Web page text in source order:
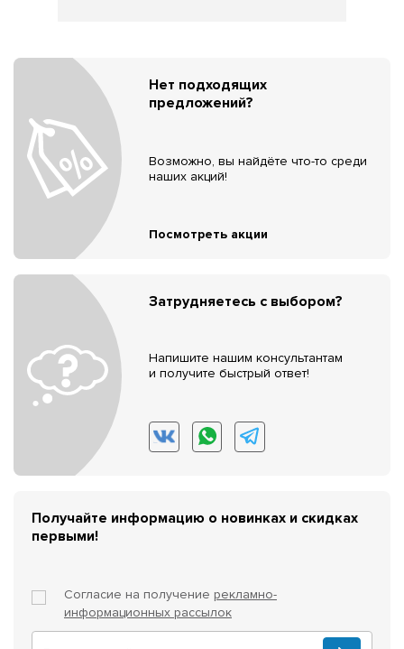
Нет подходящих
предложений?
Возможно, вы найдёте что-то среди
наших акций!
Посмотреть акции
Затрудняетесь с выбором?
Напишите нашим консультантам
и получите быстрый ответ!
Получайте информацию о новинках и скидках
первыми!
Согласие на получение рекламно-
информационных рассылок